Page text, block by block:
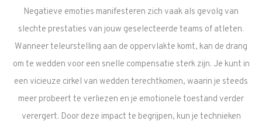
Negatieve emoties manifesteren zich vaak als gevolg van
slechte prestaties van jouw geselecteerde teams of atleten.
Wanneer teleurstelling aan de oppervlakte komt, kan de drang
om te wedden voor een snelle compensatie sterk zijn. Je kunt in
een vicieuze cirkel van wedden terechtkomen, waarin je steeds
meer probeert te verliezen en je emotionele toestand verder
verergert. Door deze impact te begrijpen, kun je technieken